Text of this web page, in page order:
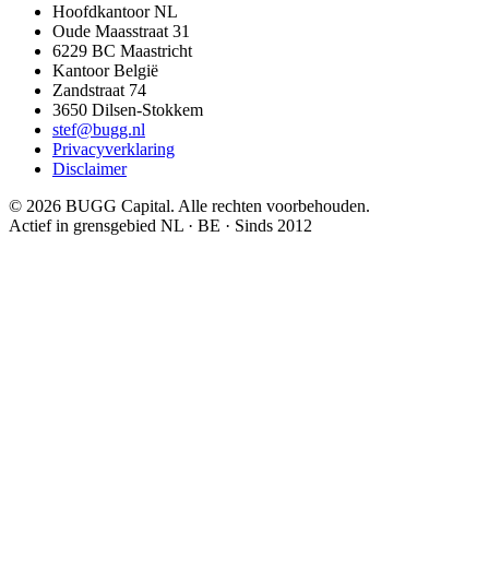
Hoofdkantoor NL
Oude Maasstraat 31
6229 BC Maastricht
Kantoor België
Zandstraat 74
3650 Dilsen-Stokkem
stef@bugg.nl
Privacyverklaring
Disclaimer
© 2026 BUGG Capital. Alle rechten voorbehouden.
Actief in grensgebied NL · BE · Sinds 2012